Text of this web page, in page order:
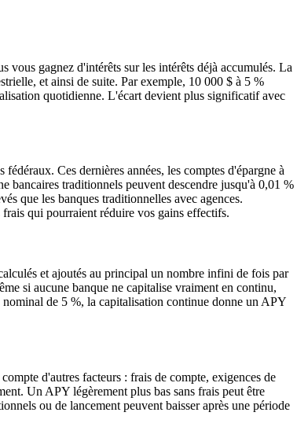
vous gagnez d'intérêts sur les intérêts déjà accumulés. La
et ainsi de suite. Par exemple, 10 000 $ à 5 %
quotidienne. L'écart devient plus significatif avec
Ces dernières années, les comptes d'épargne à
bancaires traditionnels peuvent descendre jusqu'à 0,01 %
que les banques traditionnelles avec agences.
qui pourraient réduire vos gains effectifs.
et ajoutés au principal un nombre infini de fois par
si aucune banque ne capitalise vraiment en continu,
de 5 %, la capitalisation continue donne un APY
d'autres facteurs : frais de compte, exigences de
Un APY légèrement plus bas sans frais peut être
ou de lancement peuvent baisser après une période